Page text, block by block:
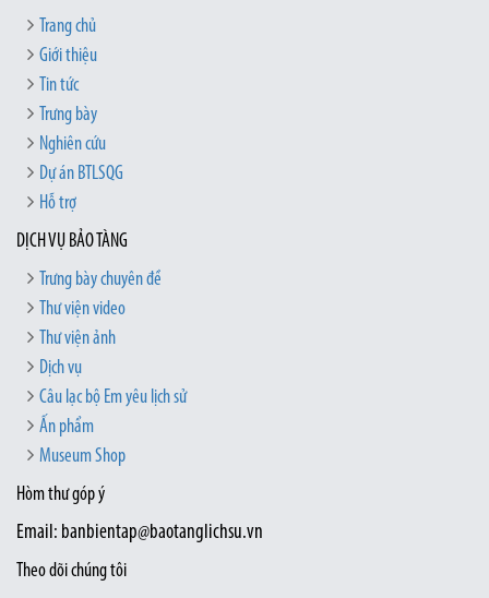
Trang chủ
Giới thiệu
Tin tức
Trưng bày
Nghiên cứu
Dự án BTLSQG
Hỗ trợ
DỊCH VỤ BẢO TÀNG
Trưng bày chuyên đề
Thư viện video
Thư viện ảnh
Dịch vụ
Câu lạc bộ Em yêu lịch sử
Ấn phẩm
Museum Shop
Hòm thư góp ý
Email: banbientap@baotanglichsu.vn
Theo dõi chúng tôi